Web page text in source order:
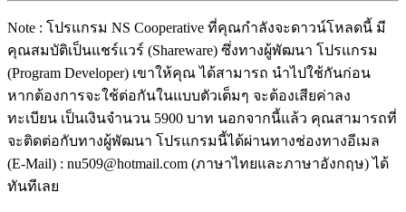
Note : โปรแกรม NS Cooperative ที่คุณกำลังจะดาวน์โหลดนี้ มี
คุณสมบัติเป็นแชร์แวร์ (Shareware) ซึ่งทางผู้พัฒนา โปรแกรม
(Program Developer) เขาให้คุณ ได้สามารถ นำไปใช้กันก่อน
หากต้องการจะใช้ต่อกันในแบบตัวเต็มๆ จะต้องเสียค่าลง
ทะเบียน เป็นเงินจำนวน 5900 บาท นอกจากนี้แล้ว คุณสามารถที่
จะติดต่อกับทางผู้พัฒนา โปรแกรมนี้ได้ผ่านทางช่องทางอีเมล
(E-Mail) : nu509@hotmail.com (ภาษาไทยและภาษาอังกฤษ) ได้
ทันทีเลย